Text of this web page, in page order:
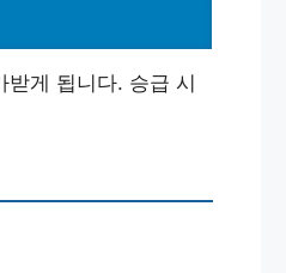
게 됩니다. 승급 시